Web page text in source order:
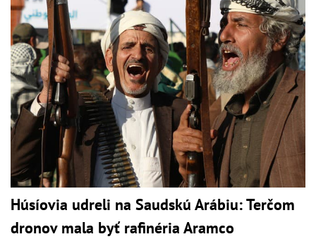
Húsíovia udreli na Saudskú Arábiu: Terčom
dronov mala byť rafinéria Aramco